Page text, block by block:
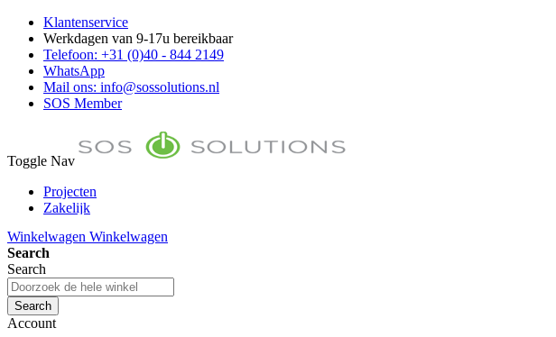
Klantenservice
Werkdagen van 9-17u bereikbaar
Telefoon: +31 (0)40 - 844 2149
WhatsApp
Mail ons: info@sossolutions.nl
SOS Member
Toggle Nav
Projecten
Zakelijk
Toon prijzen Incl. BTW
Toon prijzen Excl. BTW
Winkelwagen Winkelwagen
Search
Search
Search
Account